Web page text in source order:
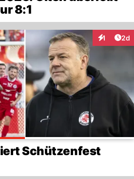
8:1
1 2d
Schützenfest